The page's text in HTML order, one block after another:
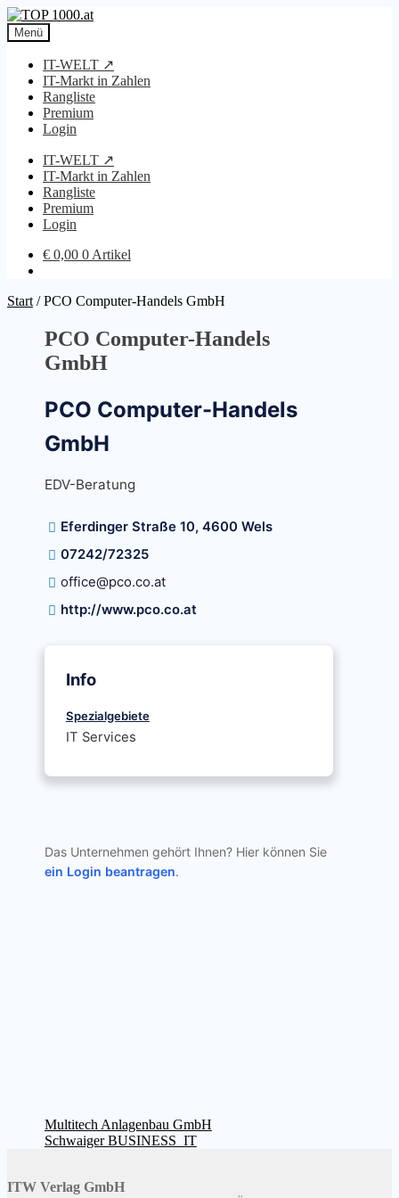
Zur
Navigation
springen
Zum
Inhalt
springen
Menü
IT-WELT ↗
IT-Markt in Zahlen
Rangliste
Premium
Login
IT-WELT ↗
IT-Markt in Zahlen
Rangliste
Premium
Login
€ 0,00 0 Artikel
Start /PCO Computer-Handels GmbH
PCO Computer-Handels
GmbH
PCO Computer-Handels
GmbH
EDV-Beratung
Eferdinger Straße 10, 4600 Wels
07242/72325
office@pco.co.at
http://www.pco.co.at
Info
Spezialgebiete
IT Services
Das Unternehmen gehört Ihnen? Hier können Sie
ein Login beantragen.
Beitragsnavigation
Vorheriger
Beitrag:
Multitech Anlagenbau GmbH
Nächster
Schwaiger BUSINESS_IT
ITW Verlag GmbH